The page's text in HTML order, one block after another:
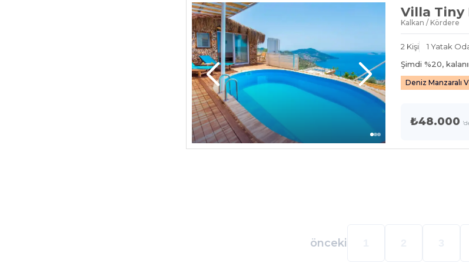
Villa Tiny
Kalkan / Kördere
2 Kişi 1 Yatak
Şimdi %20,
Deniz Manzaralı
₺48.000
önceki